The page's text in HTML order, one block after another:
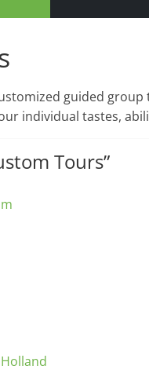
guided
individual tastes,
Tours”